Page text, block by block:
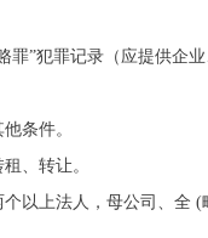
罪”犯罪记录（应提供
条件。
、转让。
个以上法人，母公司、